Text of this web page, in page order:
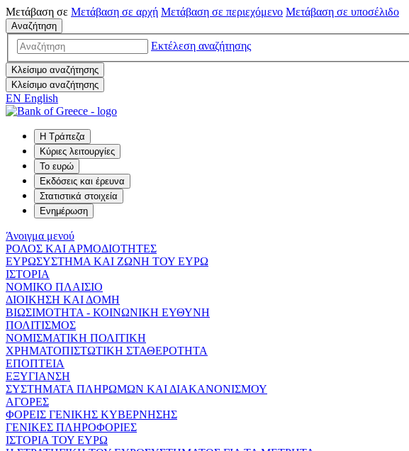
Μετάβαση σε Μετάβαση σε αρχή Μετάβαση σε περιεχόμενο Μετάβαση σε υποσέλιδο
Αναζήτηση
Εκτέλεση αναζήτησης
Κλείσιμο αναζήτησης
Κλείσιμο αναζήτησης
EN English
Η Τράπεζα
Κύριες λειτουργίες
Το ευρώ
Εκδόσεις και έρευνα
Στατιστικά στοιχεία
Ενημέρωση
Άνοιγμα μενού
ΡΟΛΟΣ ΚΑΙ ΑΡΜΟΔΙΟΤΗΤΕΣ
ΕΥΡΩΣΥΣΤΗΜΑ ΚΑΙ ΖΩΝΗ ΤΟΥ ΕΥΡΩ
ΙΣΤΟΡΙΑ
ΝΟΜΙΚΟ ΠΛΑΙΣΙΟ
ΔΙΟΙΚΗΣΗ ΚΑΙ ΔΟΜΗ
ΒΙΩΣΙΜΟΤΗΤΑ - ΚΟΙΝΩΝΙΚΗ ΕΥΘΥΝΗ
ΠΟΛΙΤΙΣΜΟΣ
ΝΟΜΙΣΜΑΤΙΚΗ ΠΟΛΙΤΙΚΗ
ΧΡΗΜΑΤΟΠΙΣΤΩΤΙΚΗ ΣΤΑΘΕΡΟΤΗΤΑ
ΕΠΟΠΤΕΙΑ
ΕΞΥΓΙΑΝΣΗ
ΣΥΣΤΗΜΑΤΑ ΠΛΗΡΩΜΩΝ ΚΑΙ ΔΙΑΚΑΝΟΝΙΣΜΟΥ
ΑΓΟΡΕΣ
ΦΟΡΕΙΣ ΓΕΝΙΚΗΣ ΚΥΒΕΡΝΗΣΗΣ
ΓΕΝΙΚΕΣ ΠΛΗΡΟΦΟΡΙΕΣ
ΙΣΤΟΡΙΑ ΤΟΥ ΕΥΡΩ